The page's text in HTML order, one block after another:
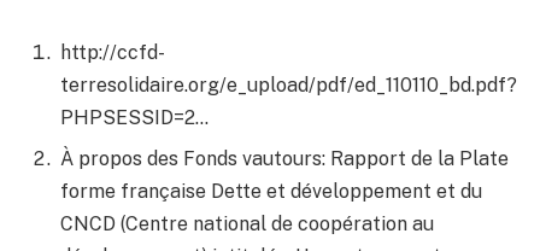
http://ccfd-
terresolidaire.org/e_upload/pdf/ed_110110_bd.pdf?
PHPSESSID=2…
À propos des Fonds vautours: Rapport de la Plate
forme française Dette et développement et du
CNCD (Centre national de coopération au